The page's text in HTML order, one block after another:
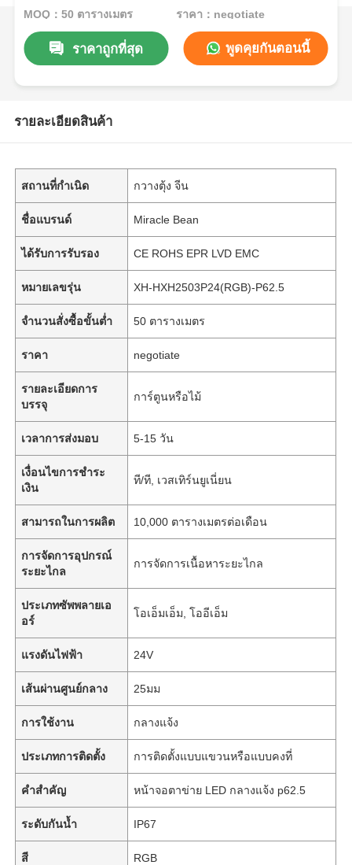
ตกแต่งอาคาร
MOQ：50 ตารางเมตร ราคา：negotiate
ราคาถูกที่สุด พูดคุยกันตอนนี้
รายละเอียดสินค้า
สถานที่กำเนิด กวางตุ้ง จีน
ชื่อแบรนด์ Miracle Bean
ได้รับการรับรอง CE ROHS EPR LVD EMC
หมายเลขรุ่น XH-HXH2503P24(RGB)-P62.5
จำนวนสั่งซื้อขั้นต่ำ 50 ตารางเมตร
ราคา negotiate
รายละเอียดการ
บรรจุ
การ์ตูนหรือไม้
เวลาการส่งมอบ 5-15 วัน
เงื่อนไขการชำระ
เงิน
ที/ที, เวสเทิร์นยูเนี่ยน
สามารถในการผลิต 10,000 ตารางเมตรต่อเดือน
การจัดการอุปกรณ์
ระยะไกล
การจัดการเนื้อหาระยะไกล
ประเภทซัพพลายเอ
อร์
โอเอ็มเอ็ม, โออีเอ็ม
แรงดันไฟฟ้า 24V
เส้นผ่านศูนย์กลาง 25มม
การใช้งาน กลางแจ้ง
ประเภทการติดตั้ง การติดตั้งแบบแขวนหรือแบบคงที่
คำสำคัญ หน้าจอตาข่าย LED กลางแจ้ง p62.5
ระดับกันน้ำ IP67
สี RGB